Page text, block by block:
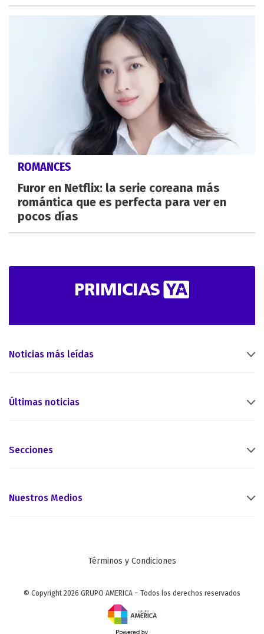
ROMANCES
Furor en Netflix: la serie coreana más
romántica que es perfecta para ver en
pocos días
Noticias más leídas
Últimas noticias
Secciones
Nuestros Medios
Términos y Condiciones
© Copyright 2026 GRUPO AMERICA – Todos los derechos reservados